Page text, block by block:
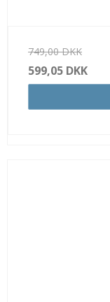
749,00 DKK
599,05 DKK